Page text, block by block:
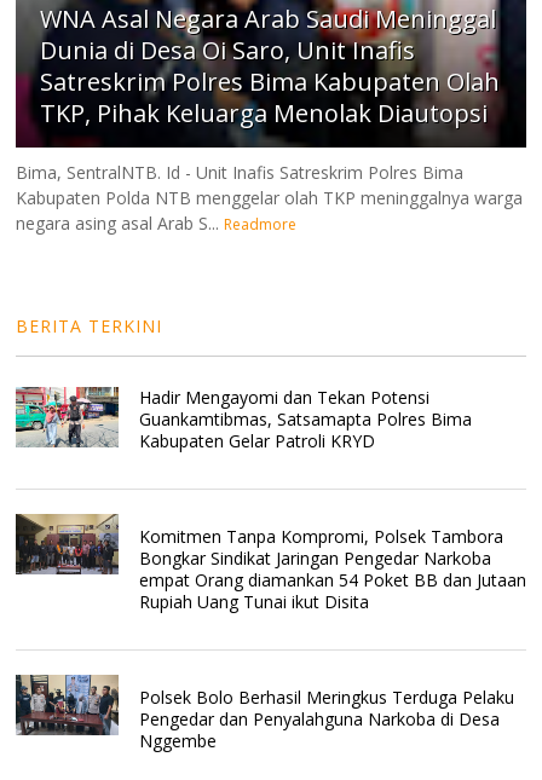
WNA Asal Negara Arab Saudi Meninggal
Dunia di Desa Oi Saro, Unit Inafis
Satreskrim Polres Bima Kabupaten Olah
TKP, Pihak Keluarga Menolak Diautopsi
Bima, SentralNTB. Id - Unit Inafis Satreskrim Polres Bima
Kabupaten Polda NTB menggelar olah TKP meninggalnya warga
negara asing asal Arab S... Readmore
BERITA TERKINI
Hadir Mengayomi dan Tekan Potensi
Guankamtibmas, Satsamapta Polres Bima
Kabupaten Gelar Patroli KRYD
Komitmen Tanpa Kompromi, Polsek Tambora
Bongkar Sindikat Jaringan Pengedar Narkoba
empat Orang diamankan 54 Poket BB dan Jutaan
Rupiah Uang Tunai ikut Disita
Polsek Bolo Berhasil Meringkus Terduga Pelaku
Pengedar dan Penyalahguna Narkoba di Desa
Nggembe